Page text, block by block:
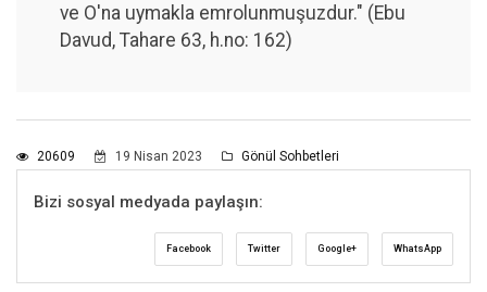
ve O'na uymakla emrolunmuşuzdur." (Ebu
Davud, Tahare 63, h.no: 162)
20609 19 Nisan 2023 Gönül Sohbetleri
Bizi sosyal medyada paylaşın:
Facebook Twitter Google+ WhatsApp